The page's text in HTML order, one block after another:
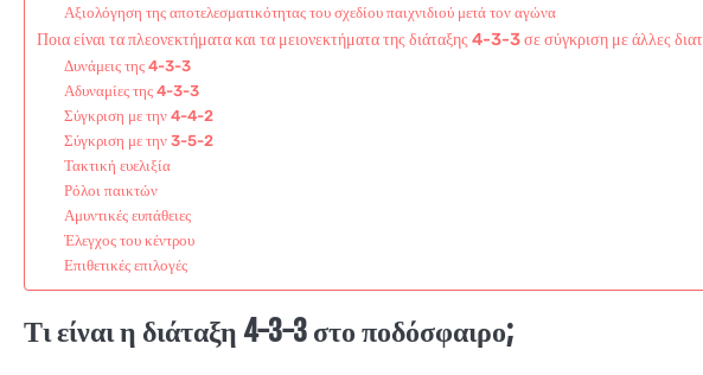
Αξιολόγηση της αποτελεσματικότητας του σχεδίου παιχνιδιού μετά τον αγώνα
Ποια είναι τα πλεονεκτήματα και τα μειονεκτήματα της διάταξης 4-3-3 σε σύγκριση με άλλες
Δυνάμεις της 4-3-3
Αδυναμίες της 4-3-3
Σύγκριση με την 4-4-2
Σύγκριση με την 3-5-2
Τακτική ευελιξία
Ρόλοι παικτών
Αμυντικές ευπάθειες
Έλεγχος του κέντρου
Επιθετικές επιλογές
Τι είναι η διάταξη 4-3-3 στο ποδόσφαιρο;